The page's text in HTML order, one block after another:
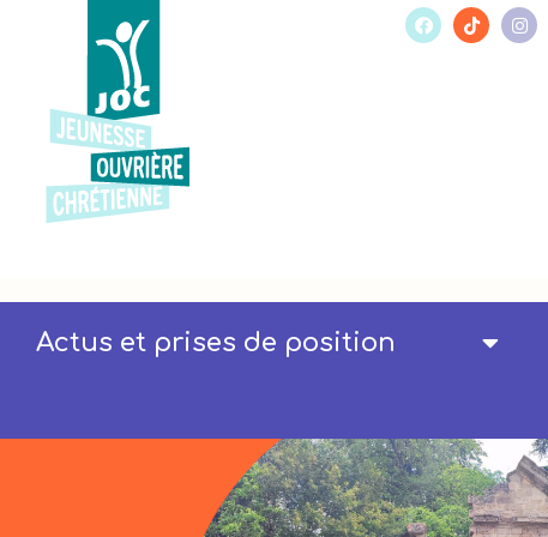
Actus et prises de position